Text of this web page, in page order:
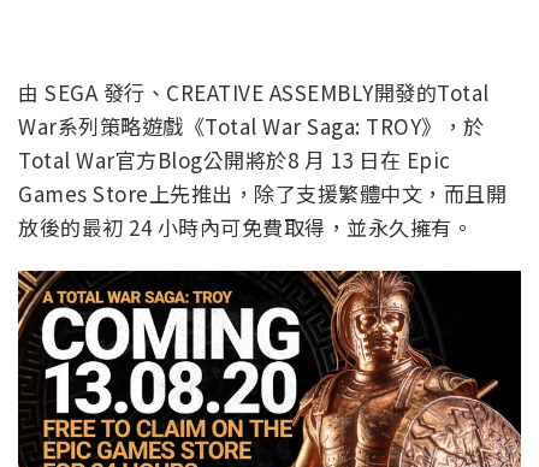
由 SEGA 發行、CREATIVE ASSEMBLY開發的Total
War系列策略遊戲《Total War Saga: TROY》，於
Total War官方Blog公開將於8 月 13 日在 Epic
Games Store上先推出，除了支援繁體中文，而且開
放後的最初 24 小時內可免費取得，並永久擁有。